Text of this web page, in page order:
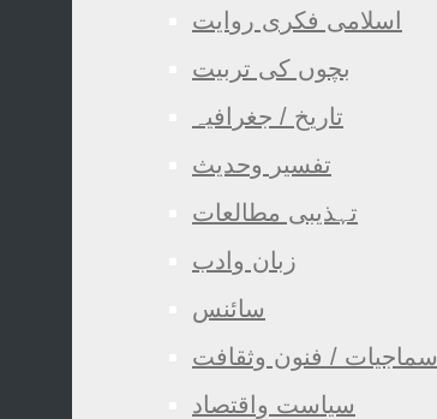
اسلامی فکری روایت
بچوں کی تربیت
تاریخ / جغرافیہ
تفسیر وحدیث
تہذیبی مطالعات
زبان وادب
سائنس
سماجیات / فنون وثقافت
سیاست واقتصاد